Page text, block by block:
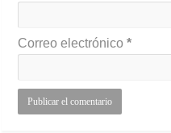
Correo electrónico*